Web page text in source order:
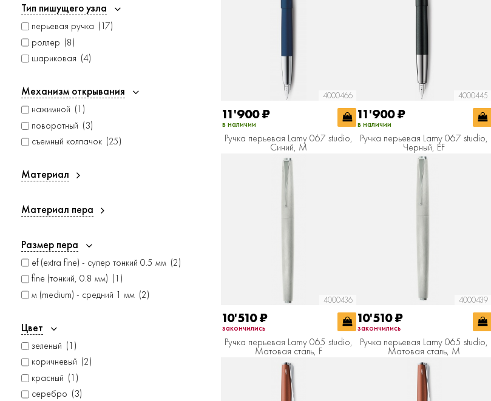
Тип пишущего узла
перьевая ручка
17
роллер
8
шариковая 4
Механизм открывания
нажимной
1
поворотный
3
съемный колпачок
25
Материал
Материал пера
Размер пера
ef (extra fine) - супер тонкий 0.5 мм
2
fine (тонкий, 0.8 мм)
1
м (medium) - средний 1 мм
2
Цвет
зеленый
1
коричневый
2
красный
1
серебро
3
4000466
11'900₽
в наличии
Ручка перьевая Lamy 067 studio,
Синий, M
4000445
11'900₽
в наличии
Ручка перьевая Lamy 067 studio,
Черный, EF
4000436
10'510₽
закончились
Ручка перьевая Lamy 065 studio,
Матовая сталь, F
4000439
10'510₽
закончились
Ручка перьевая Lamy 065 studio,
Матовая сталь, M